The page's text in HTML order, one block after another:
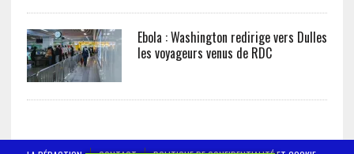
Ebola : Washington redirige vers Dulles
les voyageurs venus de RDC